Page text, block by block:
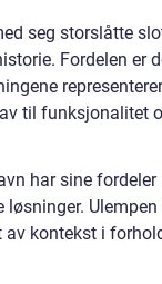
seg storslåtte
Fordelen er
til funksjonalitet
har sine
Ulempen
av kontekst i